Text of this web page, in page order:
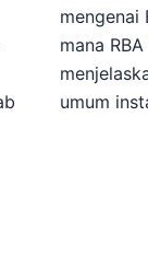
mengenai
mana
umum